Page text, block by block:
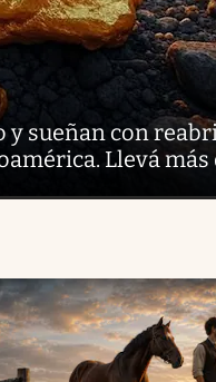
y sueñan con
Llevá más